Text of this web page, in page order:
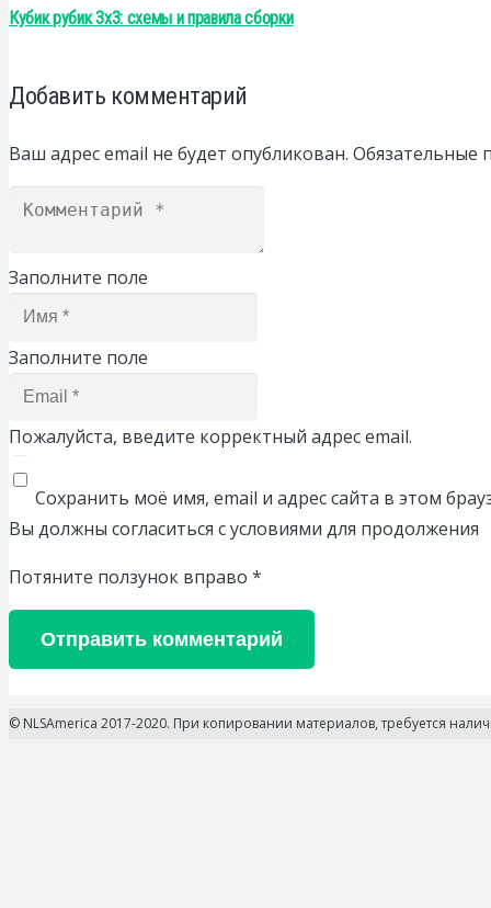
Кубик рубик 3х3: схемы и правила сборки
Добавить комментарий
Ваш адрес email не будет опубликован. Обязательные
Заполните поле
Заполните поле
Пожалуйста, введите корректный адрес email.
Сохранить моё имя, email и адрес сайта в этом
Вы должны согласиться с условиями для продолжения
Потяните ползунок вправо *
Отправить комментарий
© NLSAmerica 2017-2020. При копировании материалов, требуется